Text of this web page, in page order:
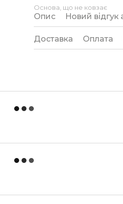
Основа, що не ковзає
Опис Новий
Доставка Оплата